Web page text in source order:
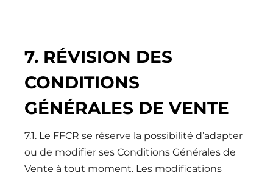
7. RÉVISION DES
CONDITIONS
GÉNÉRALES DE VENTE
7.1. Le FFCR se réserve la possibilité d’adapter
ou de modifier ses Conditions Générales de
Vente à tout moment. Les modifications